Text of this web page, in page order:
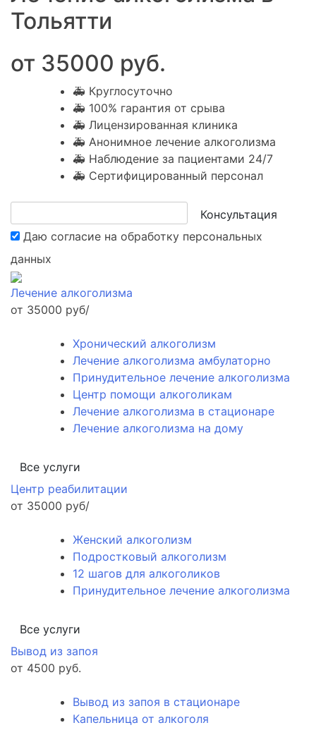
Тольятти
от 35000 руб.
🚑 Круглосуточно
🚑 100% гарантия от срыва
🚑 Лицензированная клиника
🚑 Анонимное лечение алкоголизма
🚑 Наблюдение за пациентами 24/7
🚑 Сертифицированный персонал
Консультация
Даю согласие на обработку персональных
данных
Лечение алкоголизма
от 35000 руб/
Хронический алкоголизм
Лечение алкоголизма амбулаторно
Принудительное лечение алкоголизма
Центр помощи алкоголикам
Лечение алкоголизма в стационаре
Лечение алкоголизма на дому
Все услуги
Центр реабилитации
от 35000 руб/
Женский алкоголизм
Подростковый алкоголизм
12 шагов для алкоголиков
Принудительное лечение алкоголизма
Все услуги
Вывод из запоя
от 4500 руб.
Вывод из запоя в стационаре
Капельница от алкоголя